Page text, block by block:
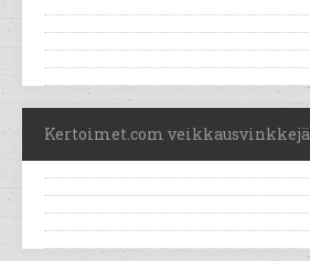
Kertoimet.com veikkausvinkkejä